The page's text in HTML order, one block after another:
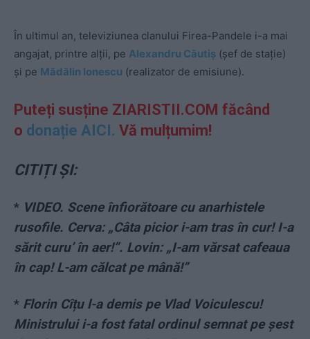
În ultimul an, televiziunea clanului Firea-Pandele i-a mai
angajat, printre alții, pe Alexandru Căutiș (șef de stație)
și pe Mădălin Ionescu (realizator de emisiune).
Puteți susține ZIARISTII.COM făcând
o donație AICI. Vă mulțumim!
CITIȚI ȘI:
* VIDEO. Scene înfiorătoare cu anarhistele
rusofile. Cerva: „Câta picior i-am tras în cur! I-a
sărit curu’ în aer!”. Lovin: „I-am vărsat cafeaua
în cap! L-am călcat pe mână!”
* Florin Cîțu l-a demis pe Vlad Voiculescu!
Ministrului i-a fost fatal ordinul semnat pe șest